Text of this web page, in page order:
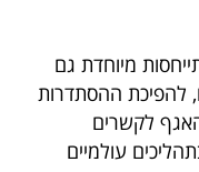
2022 כולל התייחסות מיוחדת גם
להפיכת ההסתדרות
לקשרים
עולמיים